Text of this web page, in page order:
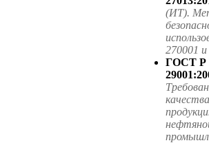
(ИТ).
270001
ГОСТ